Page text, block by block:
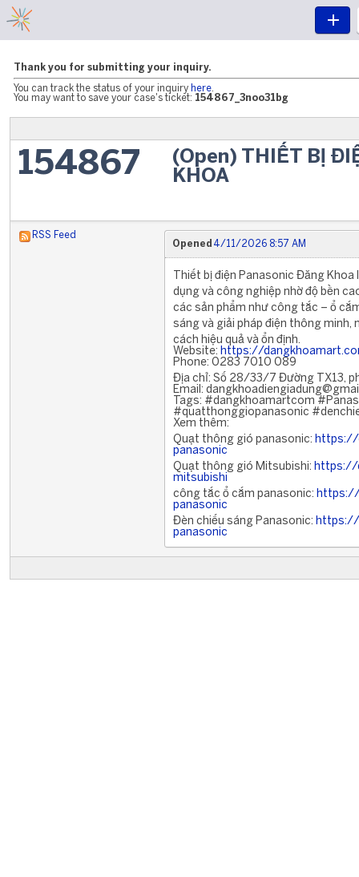
Thank you for submitting your inquiry.
You can track the status of your inquiry here
You may want to save your case's ticket: 154867_3noo31bg
154867
(Open) THIẾT BỊ
KHOA
RSS Feed
Opened 4/11/2026 8:57 AM
Thiết bị điện Panasonic Đăng
dụng và công nghiệp nhờ độ bền
các sản phẩm như công tắc – ổ
sáng và giải pháp điện thông minh,
cách hiệu quả và ổn định.
Website: https://
Phone: 0283 7010 089
Địa chỉ: Số 28/33/7 Đường TX13,
Email:
Tags: #dangkhoamartcom
#quatthonggiopanasonic
Xem thêm:
Quạt thông gió panasonic: https://
panasonic
Quạt thông gió Mitsubishi: https://
mitsubishi
công tắc ổ cắm panasonic: https://
panasonic
Đèn chiếu sáng Panasonic: https://
panasonic